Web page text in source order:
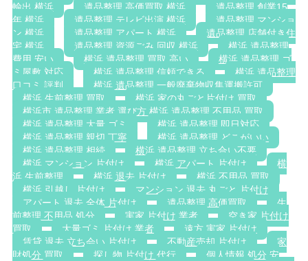
輸出 横浜
遺品整理 高価買取 横浜
遺品整理 創業15
年 横浜
遺品整理 テレビ出演 横浜
遺品整理 マンショ
ン 横浜
遺品整理 アパート 横浜
遺品整理 店舗付き住
宅 横浜
遺品整理 資源ごみ 回収 横浜
横浜 遺品整理
費用 安い
横浜 遺品整理 買取 高い
横浜 遺品整理 ゴ
ミ屋敷 対応
横浜 遺品整理 信頼できる
横浜 遺品整理
口コミ 評判
横浜 遺品整理 一般廃棄物収集運搬許可
横浜 生前整理 買取
横浜 家の丸ごと片付け 買取
横浜市 遺品整理 業者 選び方 横浜 遺品整理 不用品 買取
横浜 遺品整理 大量 ゴミ
横浜 遺品整理 即日対応
横浜 遺品整理 親切 丁寧
横浜 遺品整理 どこがいい
横浜 遺品整理 相続
横浜 遺品整理 立ち合い不要
横浜 マンション 片付け
横浜 アパート 片付け
横
浜 生前整理
横浜 退去 片付け
横浜 不用品 買取
横浜 引越し 片付け
マンション 退去 丸ごと 片付け
アパート 退去 全体 片付け
遺品整理 高価買取
生
前整理 不用品 処分
実家 片付け 業者
空き家 片付け
買取
大量ゴミ 片付け 業者
遠方 実家 片付け
賃貸 退去 立ち会い 片付け
不動産売却 片付け
家
財処分 買取
探し物 片付け 代行
個人情報 処分 安